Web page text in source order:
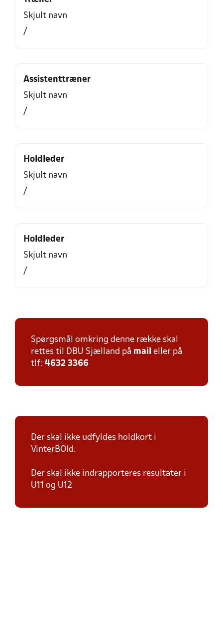
Skjult navn
/
Assistenttræner
Skjult navn
/
Holdleder
Skjult navn
/
Holdleder
Skjult navn
/
Spørgsmål omkring denne række skal
rettes til DBU Sjælland på mail eller på
tlf: 4632 3366
Der skal ikke udfyldes holdkort i
VinterBOld.
Der skal ikke indrapporteres resultater i
U11 og U12